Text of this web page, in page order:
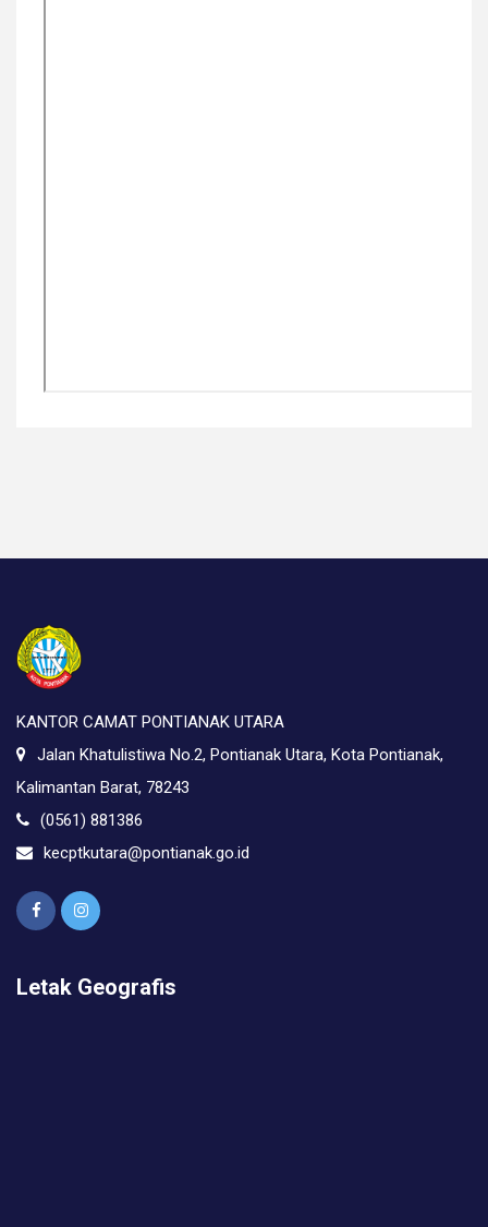
KANTOR CAMAT PONTIANAK UTARA
Jalan Khatulistiwa No.2, Pontianak Utara, Kota Pontianak,
Kalimantan Barat, 78243
(0561) 881386
kecptkutara@pontianak.go.id
Letak Geografis